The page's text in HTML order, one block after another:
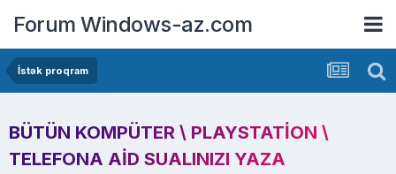
Forum Windows-az.com
İstək proqram
BÜTÜN KOMPÜTER \ PLAYSTATION \
TELEFONA AID SUALINIZI YAZA